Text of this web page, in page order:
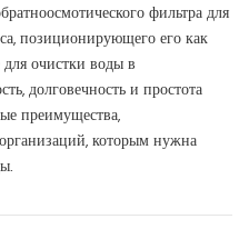
фильтра для
позиционирующего его как
очистки воды в
долговечность и простота
преимущества,
которым нужна